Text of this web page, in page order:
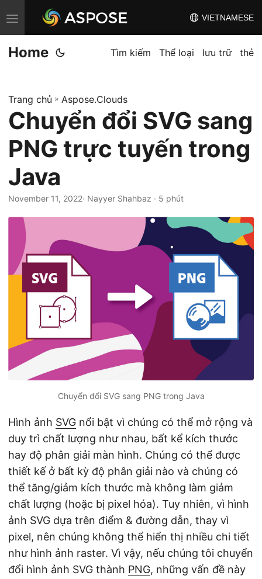
C
h
u
n
đ
i
đ
i
ề
u
ớ
VIETNAMESE
Home Tìm kiếm Thể loại lưu trữ thẻ
Trang chủ » Aspose.Clouds
Chuyển đổi SVG sang
PNG trực tuyến trong
Java
November 11, 2022· Nayyer Shahbaz · 5 phút
Chuyển đổi SVG sang PNG trong Java
Hình ảnh SVG nổi bật vì chúng có thể mở rộng và
duy trì chất lượng như nhau, bất kể kích thước
hay độ phân giải màn hình. Chúng có thể được
thiết kế ở bất kỳ độ phân giải nào và chúng có
thể tăng/giảm kích thước mà không làm giảm
chất lượng (hoặc bị pixel hóa). Tuy nhiên, vì hình
ảnh SVG dựa trên điểm & đường dẫn, thay vì
pixel, nên chúng không thể hiển thị nhiều chi tiết
như hình ảnh raster. Vì vậy, nếu chúng tôi chuyển
đổi hình ảnh SVG thành PNG, những vấn đề này